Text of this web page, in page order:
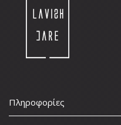
Πληροφορίες